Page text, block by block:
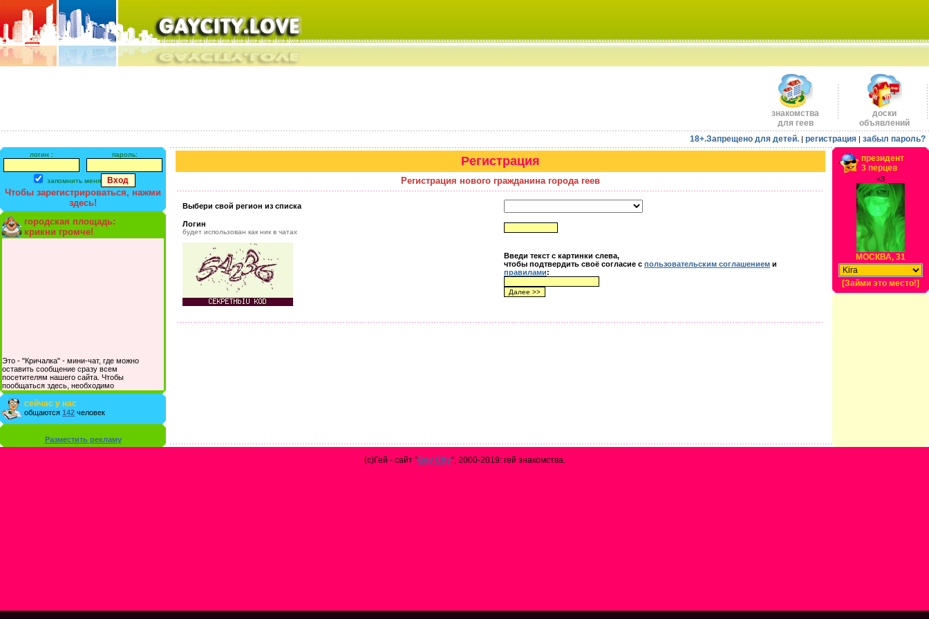
знакомства
для геев
доски
объявлений
18+.Запрещено для детей. | регистрация | забыл пароль?
логин : пароль:
запомнить меня
Чтобы зарегистрироваться, нажми
здесь!
городская площадь:
крикни громче!
Это - "Кричалка" - мини-чат, где можно
оставить сообщение сразу всем
посетителям нашего сайта. Чтобы
пообщаться здесь, необходимо
зарегистрироваться на сайте и/или войти со
своими логином и паролем.
сейчас у нас
общаются 142 человек
Разместить рекламу
Регистрация
Регистрация нового гражданина города геев
Выбери свой регион из списка
Логин
будет использован как ник в чатах
Введи текст с картинки слева,
чтобы подтвердить своё согласие с пользовательским соглашением и
правилами:
президент
3 перцев
<3
МОСКВА, 31
[Займи это место!]
(с)Гей - сайт "Gay City", 2000-2019: гей знакомства.